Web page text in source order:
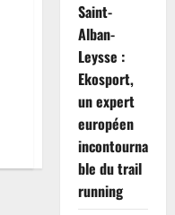
Saint-
Alban-
Leysse :
Ekosport,
un expert
européen
incontourna
ble du trail
running